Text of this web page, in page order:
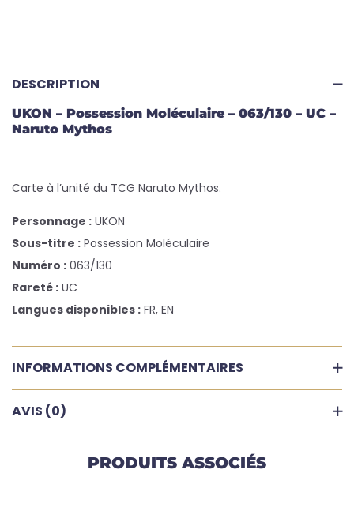
DESCRIPTION
UKON – Possession Moléculaire – 063/130 – UC –
Naruto Mythos
Carte à l’unité du TCG Naruto Mythos.
Personnage : UKON
Sous-titre : Possession Moléculaire
Numéro : 063/130
Rareté : UC
Langues disponibles : FR, EN
INFORMATIONS COMPLÉMENTAIRES
AVIS (0)
PRODUITS ASSOCIÉS